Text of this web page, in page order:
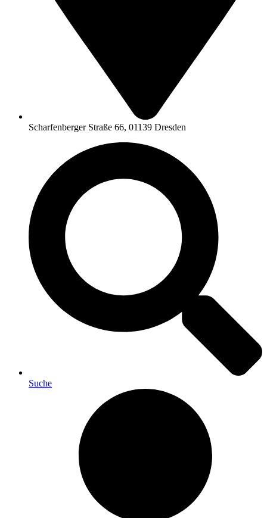
Scharfenberger Straße 66, 01139 Dresden
Suche